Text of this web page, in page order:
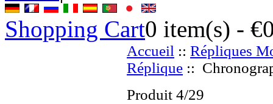
Shopping Cart0 item(s) -
Accueil :: Répliques
Réplique ::
Produit 4/29